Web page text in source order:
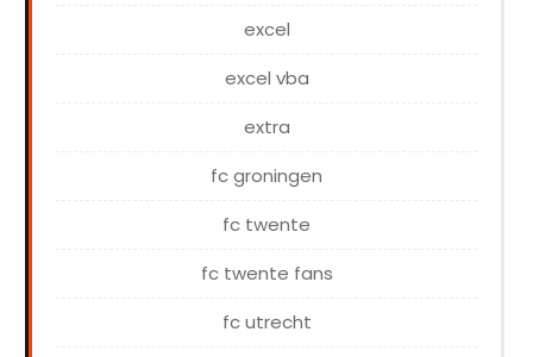
excel
excel vba
extra
fc groningen
fc twente
fc twente fans
fc utrecht